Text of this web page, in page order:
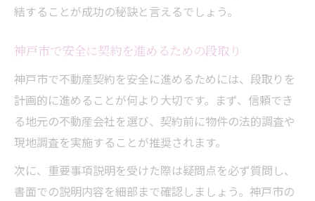
結することが成功の秘訣と言えるでしょう。
神戸市で安全に契約を進めるための段取り
神戸市で不動産契約を安全に進めるためには、段取りを
計画的に進めることが何より大切です。まず、信頼でき
る地元の不動産会社を選び、契約前に物件の法的調査や
現地調査を実施することが推奨されます。
次に、重要事項説明を受けた際は疑問点を必ず質問し、
書面での説明内容を細部まで確認しましょう。神戸市の